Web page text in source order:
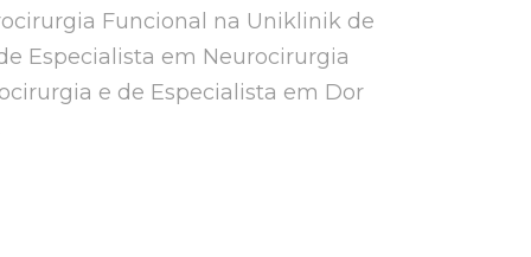
Funcional na Uniklinik de
Especialista em Neurocirurgia
e de Especialista em Dor